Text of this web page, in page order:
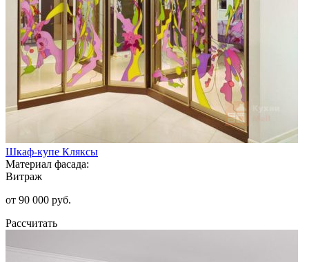
Шкаф-купе Кляксы
Материал фасада:
Витраж
от 90 000 руб.
Рассчитать